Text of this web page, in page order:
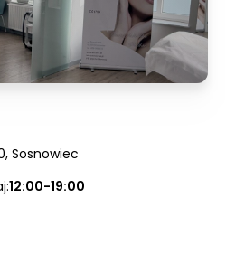
, Sosnowiec
12:00-19:00